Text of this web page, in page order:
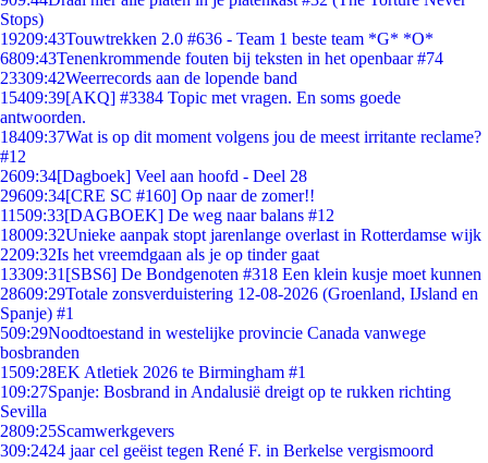
Stops)
19209:43Touwtrekken 2.0 #636 - Team 1 beste team *G* *O*
6809:43Tenenkrommende fouten bij teksten in het openbaar #74
23309:42Weerrecords aan de lopende band
15409:39[AKQ] #3384 Topic met vragen. En soms goede
antwoorden.
18409:37Wat is op dit moment volgens jou de meest irritante reclame?
#12
2609:34[Dagboek] Veel aan hoofd - Deel 28
29609:34[CRE SC #160] Op naar de zomer!!
11509:33[DAGBOEK] De weg naar balans #12
18009:32Unieke aanpak stopt jarenlange overlast in Rotterdamse wijk
2209:32Is het vreemdgaan als je op tinder gaat
13309:31 [SBS6] De Bondgenoten #318 Een klein kusje moet kunnen
28609:29Totale zonsverduistering 12-08-2026 (Groenland, IJsland en
Spanje) #1
509:29Noodtoestand in westelijke provincie Canada vanwege
bosbranden
1509:28EK Atletiek 2026 te Birmingham #1
109:27Spanje: Bosbrand in Andalusië dreigt op te rukken richting
Sevilla
2809:25Scamwerkgevers
309:2424 jaar cel geëist tegen René F. in Berkelse vergismoord